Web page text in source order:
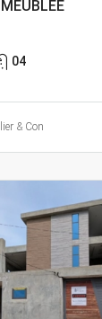
04
& Construction